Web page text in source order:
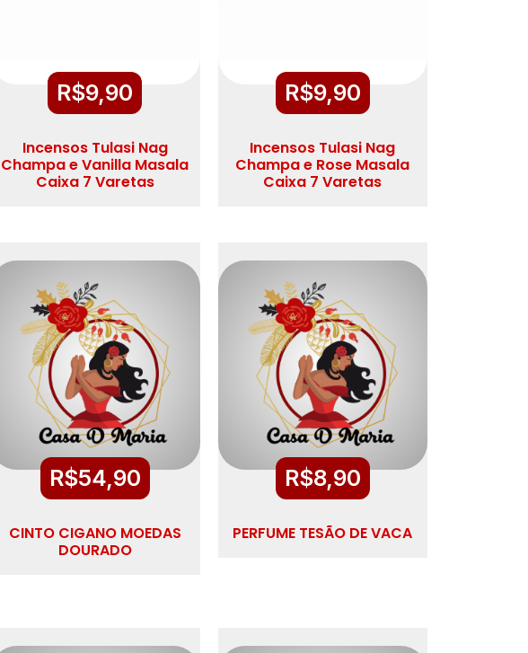
R$9,90
Incensos Tulasi Nag
Champa e Vanilla Masala
Caixa 7 Varetas
R$9,90
Incensos Tulasi Nag
Champa e Rose Masala
Caixa 7 Varetas
R$54,90
CINTO CIGANO MOEDAS
DOURADO
R$8,90
PERFUME TESÃO DE VACA